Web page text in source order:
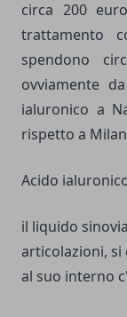
circa 200
trattamento
spendono
ovviamente
ialuronico a
rispetto a
Acido
il liquido
articolazioni,
al suo interno